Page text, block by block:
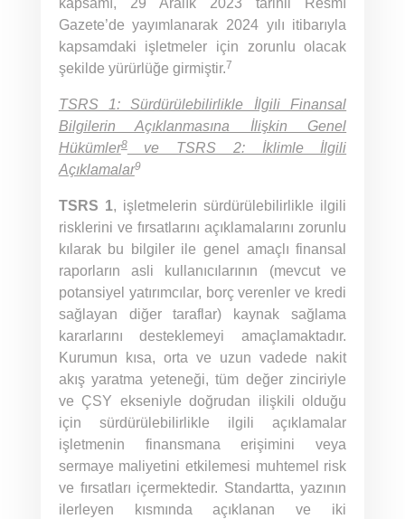
kapsamı, 29 Aralık 2023 tarihli Resmî
Gazete’de yayımlanarak 2024 yılı itibarıyla
kapsamdaki işletmeler için zorunlu olacak
şekilde yürürlüğe girmiştir.7
TSRS 1: Sürdürülebilirlikle İlgili Finansal
Bilgilerin Açıklanmasına İlişkin Genel
Hükümler8ve TSRS 2: İklimle İlgili
Açıklamalar9
TSRS 1, işletmelerin sürdürülebilirlikle ilgili
risklerini ve fırsatlarını açıklamalarını zorunlu
kılarak bu bilgiler ile genel amaçlı finansal
raporların asli kullanıcılarının (mevcut ve
potansiyel yatırımcılar, borç verenler ve kredi
sağlayan diğer taraflar) kaynak sağlama
kararlarını desteklemeyi amaçlamaktadır.
Kurumun kısa, orta ve uzun vadede nakit
akış yaratma yeteneği, tüm değer zinciriyle
ve ÇSY ekseniyle doğrudan ilişkili olduğu
için sürdürülebilirlikle ilgili açıklamalar
işletmenin finansmana erişimini veya
sermaye maliyetini etkilemesi muhtemel risk
ve fırsatları içermektedir. Standartta, yazının
ilerleyen kısmında açıklanan ve iki